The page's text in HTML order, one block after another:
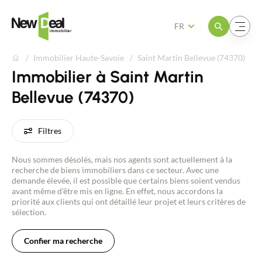
Ouvrir le menuOuvrir le menu
FR
Immobilier Haute-Savoie Saint Martin Bellevue (74370)
Immobilier à Saint Martin
Bellevue (74370)
Filtres
Nous sommes désolés, mais nos agents sont actuellement à la
recherche de biens immobiliers dans ce secteur. Avec une
demande élevée, il est possible que certains biens soient vendus
avant même d'être mis en ligne. En effet, nous accordons la
priorité aux clients qui ont détaillé leur projet et leurs critères de
sélection.
Confier ma recherche